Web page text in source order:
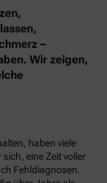
–
Wir zeigen,
haben viele
eine Zeit voller
Fehldiagnosen.